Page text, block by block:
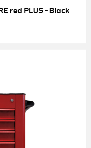
red PLUS – Black